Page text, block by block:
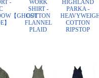
-
【GHOST
】
WORK
SHIRT -
COTTON
FLANNEL
PLAID
HIGHLAND
PARKA -
COTTON
RIPSTOP